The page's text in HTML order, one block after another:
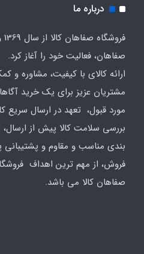
درباره ما
صفاهان، فعالیت خود را آغاز کرد.
ارائه کالای با کیفیت، مشاوره و
مشتریان عزیز برای یک خرید
مورد قبول، تعهد در ارسال سریع
بررسی سلامت کالا پیش از
بندی مناسب و مقاوم و
فروش، از مهم ترین اهداف
صفاهان کالا می باشد.